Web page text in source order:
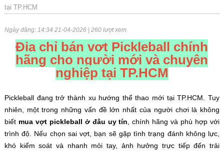
tại TP.HCM
Ngày đăng: 14:34 21-04-2026 | 260 lượt xem
Địa chỉ bán vợt Pickleball chính
hãng cho người mới và chuyên
nghiệp tại TP.HCM
Pickleball đang trở thành xu hướng thể thao mới tại TP.HCM. Tuy
nhiên, một trong những vấn đề lớn nhất của người chơi là không
biết mua vợt pickleball ở đâu uy tín, chính hãng và phù hợp với
trình độ. Nếu chọn sai vợt, bạn sẽ gặp tình trạng đánh không lực,
khó kiểm soát và nhanh mỏi tay, ảnh hưởng trực tiếp đến trải